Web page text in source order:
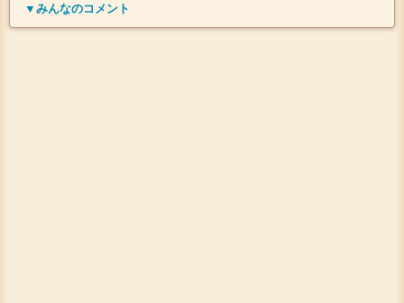
▼みんなのコメント